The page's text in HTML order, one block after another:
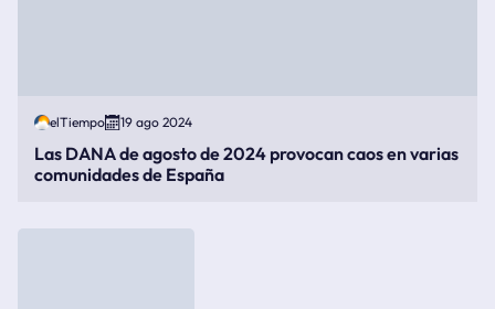
elTiempo 19 ago 2024
Las DANA de agosto de 2024 provocan caos en varias
comunidades de España